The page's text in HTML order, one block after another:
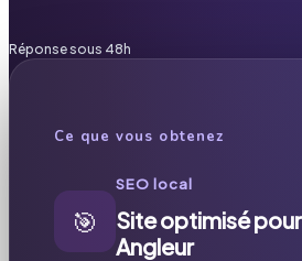
Réponse sous 48h
Ce que vous obtenez
🎯
SEO local
Site optimisé
Angleur